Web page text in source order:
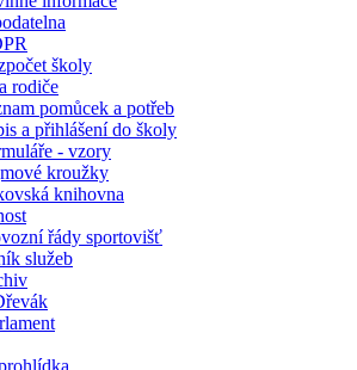
školy
rodiče
pomůcek a potřeb
a přihlášení do školy
- vzory
kroužky
knihovna
řády sportovišť
služeb